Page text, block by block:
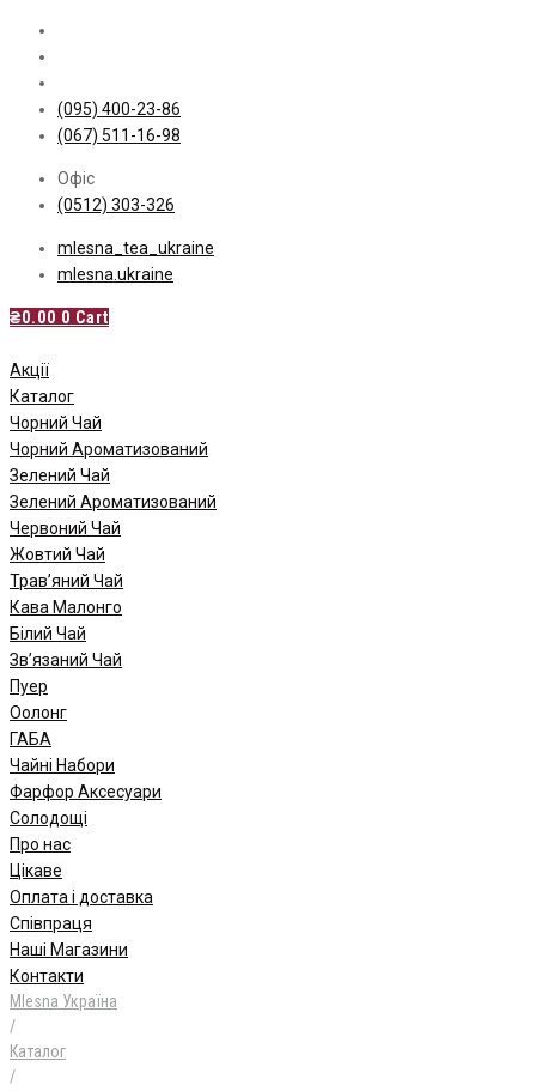
Skip
content
(095) 400-23-86
(067) 511-16-98
Офіс
(0512) 303-326
mlesna_tea_ukraine
mlesna.ukraine
₴0.00 0 Cart
Акції
Каталог
Чорний Чай
Чорний Ароматизований
Зелений Чай
Зелений Ароматизований
Червоний Чай
Жовтий Чай
Трав’яний Чай
Кава Малонго
Білий Чай
Зв’язаний Чай
Пуер
Oолонг
ГАБА
Чайні Набори
Фарфор Аксесуари
Солодощі
Про нас
Цікаве
Оплата і доставка
Співпраця
Наші Магазини
Контакти
Mlesna Україна
/
Каталог
/